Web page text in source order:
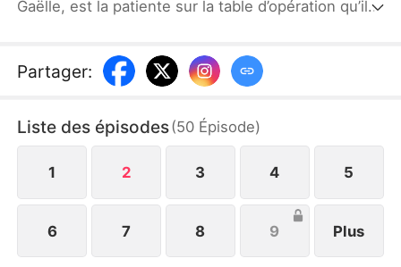
Gaëlle, est la patiente sur la table d’opération qu’il
et elle accepte, choisissant de vivre avec son
amant. Cependant, elle découvre trop tard que ce
sa fortune, cause la mort de son père et sombre
dans le remords. Marius retrouve enfin son
bonheur.
Partager:
Liste des épisodes(50 Épisode)
1 2 3 4 5
6 7 8 9 Plus